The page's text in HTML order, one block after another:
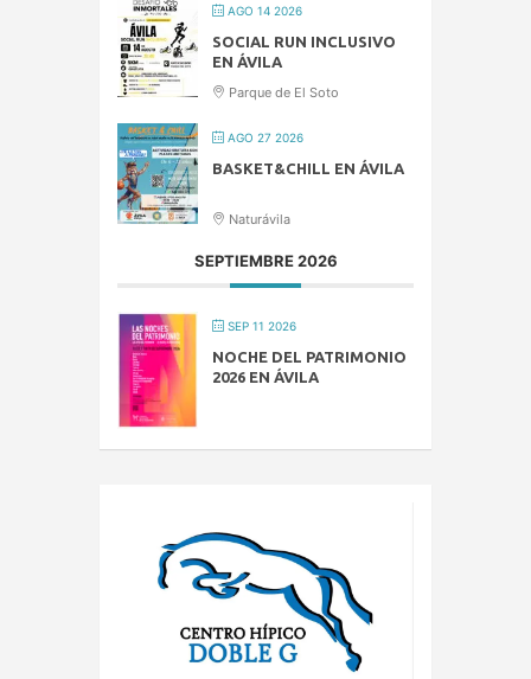
AGO 14 2026
SOCIAL RUN INCLUSIVO
EN ÁVILA
Parque de El Soto
AGO 27 2026
BASKET&CHILL EN ÁVILA
Naturávila
SEPTIEMBRE 2026
SEP 11 2026
NOCHE DEL PATRIMONIO
2026 EN ÁVILA